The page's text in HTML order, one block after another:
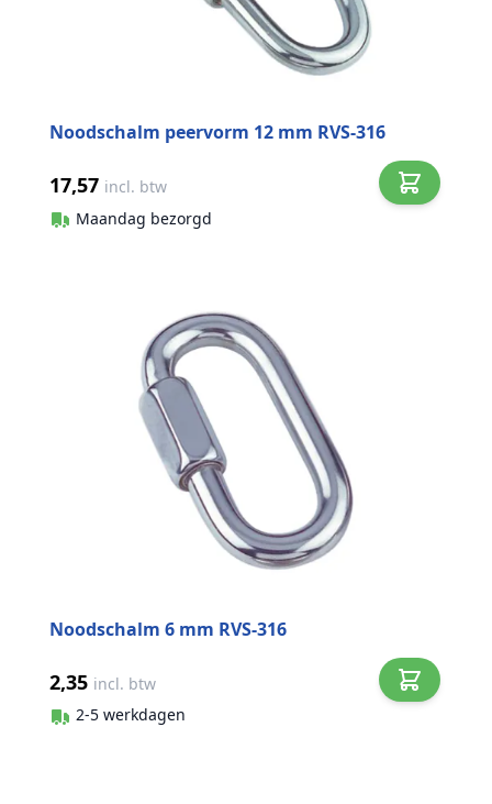
Noodschalm peervorm 12 mm RVS-316
17,57 incl. btw
Maandag bezorgd
Noodschalm 6 mm RVS-316
2,35 incl. btw
2-5 werkdagen